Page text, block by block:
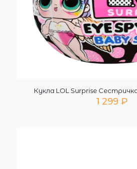
Кукла LOL Surprise
1 299 ₽